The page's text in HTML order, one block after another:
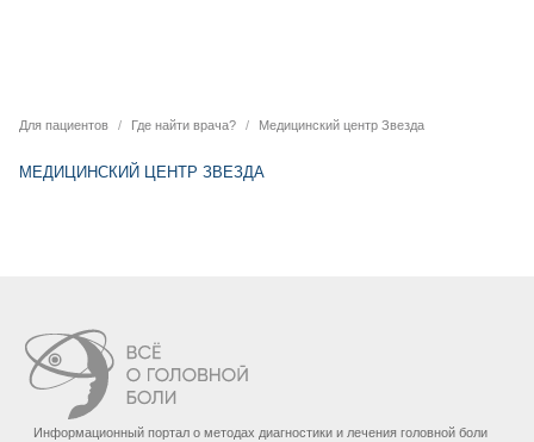
Для пациентов Где найти врача? Медицинский центр Звезда
МЕДИЦИНСКИЙ ЦЕНТР ЗВЕЗДА
Информационный портал о методах диагностики и лечения головной боли